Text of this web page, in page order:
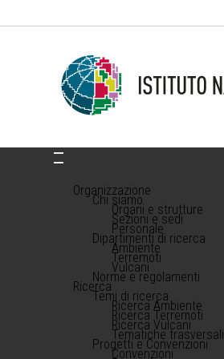
Organizzazione
Chi siamo
Organi e strutture
Sezioni e sedi
Personale
Dipartimenti di ricerca
Ambiente
Terremoti
Vulcani
Norme e regolamenti
Ricerca
Temi di ricerca
Ricerca Ambiente
Ricerca Terremoti
Ricerca Vulcani
Tematiche trasversali
Progetti e Convenzioni
Convenzioni